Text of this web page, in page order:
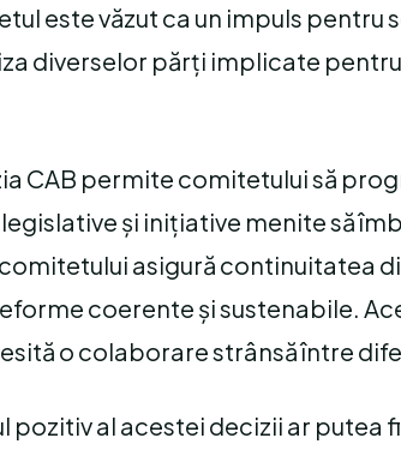
este văzut ca un impuls
diverselor părți implicate
CAB permite comitetului să
și inițiative menite să
asigură continuitatea
coerente și sustenabile.
o colaborare strânsă între
pozitiv al acestei decizii ar